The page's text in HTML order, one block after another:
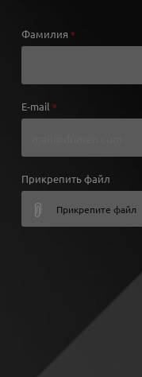
Фамилия *
E-mail *
Прикрепить файл
Прикрепите файл